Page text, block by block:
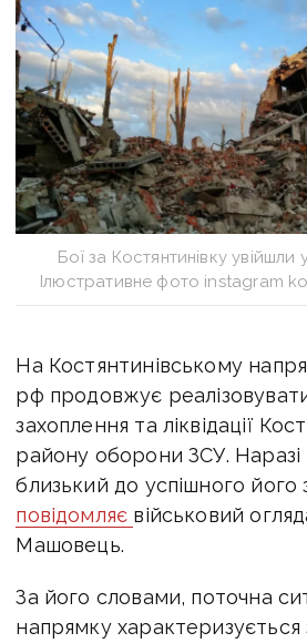
Бої за Костянтинівку
Ілюстративне фото instagram
На Костянтинівському
рф продовжує
захоплення та ліквідації
району оборони ЗСУ. Наразі
близький до успішного його
повідомляє військовий
Машовець.
За його словами, поточна
напрямку